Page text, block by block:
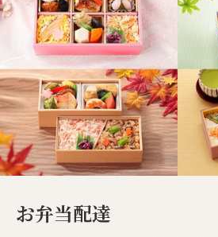
お弁当配達